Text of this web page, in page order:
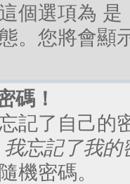
個選項為 是
。您將會顯
碼！
記了自己的
我忘記了我的
機密碼。